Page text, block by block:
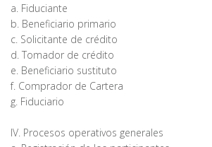
a. Fiduciante
b. Beneficiario primario
c. Solicitante de crédito
d. Tomador de crédito
e. Beneficiario sustituto
f. Comprador de Cartera
g. Fiduciario
IV. Procesos operativos generales